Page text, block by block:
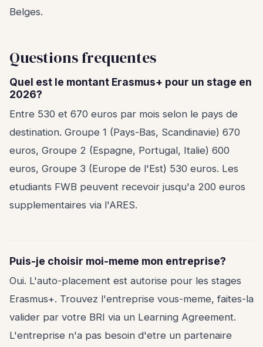
Belges.
Questions frequentes
Quel est le montant Erasmus+ pour un stage en
2026?
Entre 530 et 670 euros par mois selon le pays de
destination. Groupe 1 (Pays-Bas, Scandinavie) 670
euros, Groupe 2 (Espagne, Portugal, Italie) 600
euros, Groupe 3 (Europe de l'Est) 530 euros. Les
etudiants FWB peuvent recevoir jusqu'a 200 euros
supplementaires via l'ARES.
Puis-je choisir moi-meme mon entreprise?
Oui. L'auto-placement est autorise pour les stages
Erasmus+. Trouvez l'entreprise vous-meme, faites-la
valider par votre BRI via un Learning Agreement.
L'entreprise n'a pas besoin d'etre un partenaire